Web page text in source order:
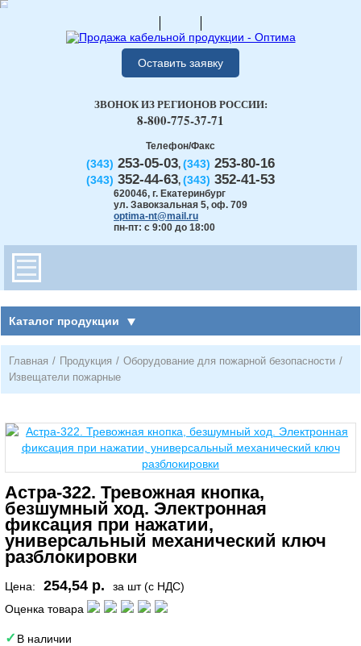
Оставить заявку
Телефон/Факс
(343) 253-05-03, (343) 253-80-16
(343) 352-44-63, (343) 352-41-53
620046, г. Екатеринбург
ул. Завокзальная 5, оф. 709
optima-nt@mail.ru
пн-пт: с 9:00 до 18:00
ЗВОНОК ИЗ РЕГИОНОВ РОССИИ:
8-800-775-37-71
Каталог продукции
Главная / Продукция / Оборудование для пожарной безопасности /
Извещатели пожарные
Астра-322. Тревожная кнопка,
безшумный ход. Электронная
фиксация при нажатии,
универсальный механический ключ
разблокировки
Цена: 254,54 р.
за шт (с НДС)
Оценка товара
В наличии